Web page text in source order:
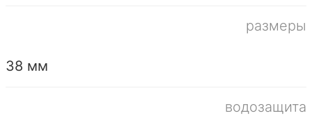
размеры
38 мм
водозащита